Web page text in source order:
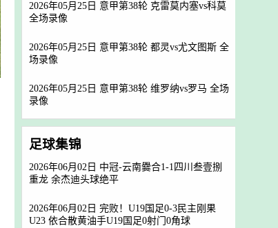
2026年05月25日 意甲第38轮 克雷莫内塞vs科莫
全场录像
2026年05月25日 意甲第38轮 都灵vs尤文图斯 全
场录像
2026年05月25日 意甲第38轮 维罗纳vs罗马 全场
录像
足球集锦
2026年06月02日 中冠-云南爨合1-1四川叁壹捌
重龙 余杰迪头球绝平
2026年06月02日 完败！U19国足0-3民主刚果
U23 依合散黄油手U19国足0射门0角球